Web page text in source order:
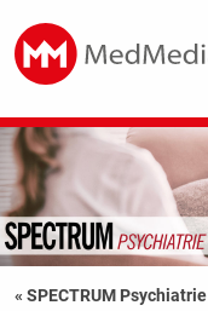
« SPECTRUM Psychiatrie